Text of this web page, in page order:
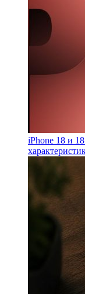
iPhone 18 и